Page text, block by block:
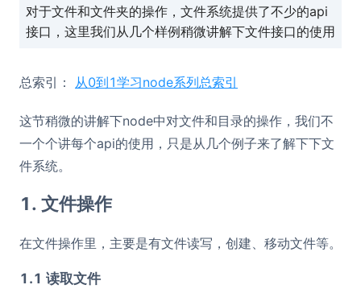
对于文件和文件夹的操作，文件系统提供了不少的api
接口，这里我们从几个样例稍微讲解下文件接口的使用
总索引： 从0到1学习node系列总索引
这节稍微的讲解下node中对文件和目录的操作，我们不
一个个讲每个api的使用，只是从几个例子来了解下下文
件系统。
1. 文件操作
在文件操作里，主要是有文件读写，创建、移动文件等。
1.1 读取文件